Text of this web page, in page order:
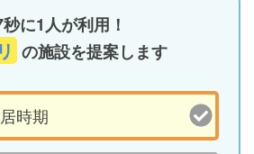
に1人が利用！
の施設を提案します